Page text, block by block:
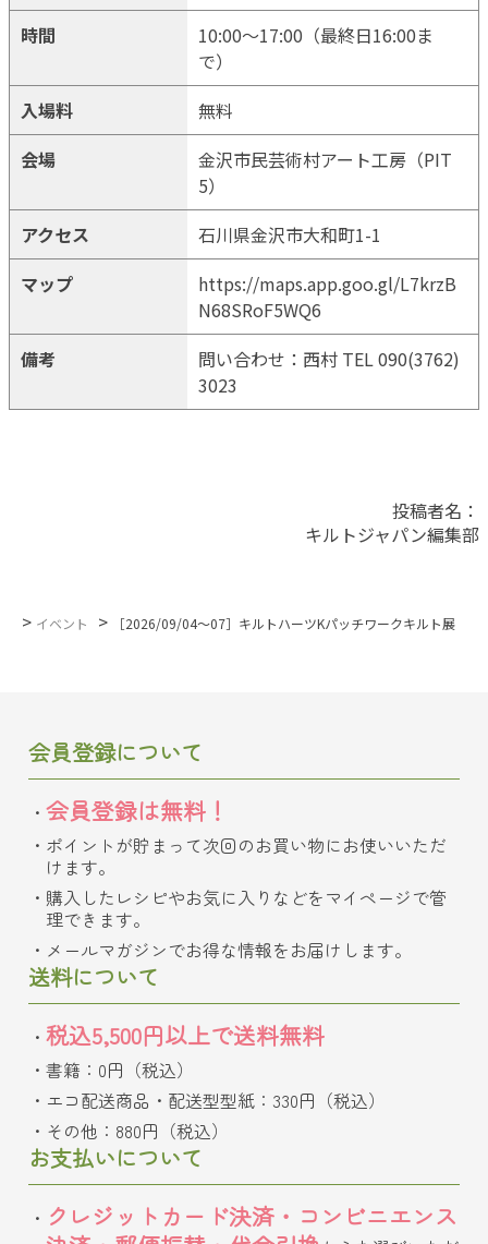
時間
10:00～17:00（最終日16:00ま
で）
入場料
無料
会場
金沢市民芸術村アート工房（PIT
5）
アクセス
石川県金沢市大和町1-1
マップ
https://maps.app.goo.gl/L7krzB
N68SRoF5WQ6
備考
問い合わせ：西村 TEL 090(3762)
3023
投稿者名：
キルトジャパン編集部
> イベント > ［2026/09/04～07］キルトハーツKパッチワークキルト展
会員登録について
会員登録は無料！
ポイントが貯まって次回のお買い物にお使いいただ
けます。
購入したレシピやお気に入りなどをマイページで管
理できます。
メールマガジンでお得な情報をお届けします。
送料について
税込5,500円以上で送料無料
書籍：0円（税込）
エコ配送商品・配送型型紙：330円（税込）
その他：880円（税込）
お支払いについて
クレジットカード決済・コンビニエンス